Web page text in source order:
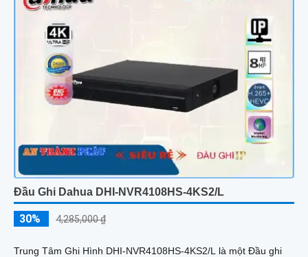
Đầu Ghi Dahua DHI-NVR4108HS-4KS2/L
30% 4,285,000 ₫
Trung Tâm Ghi Hình DHI-NVR4108HS-4KS2/L là một Đầu ghi